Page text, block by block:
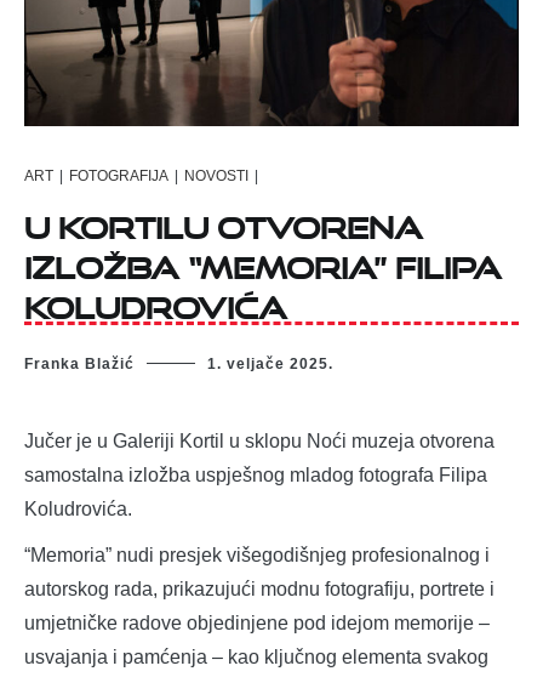
ART | FOTOGRAFIJA | NOVOSTI |
U Kortilu otvorena
izložba “Memoria” Filipa
Koludrovića
Franka Blažić 1. veljače 2025.
Jučer je u Galeriji Kortil u sklopu Noći muzeja otvorena
samostalna izložba uspješnog mladog fotografa Filipa
Koludrovića.
“Memoria” nudi presjek višegodišnjeg profesionalnog i
autorskog rada, prikazujući modnu fotografiju, portrete i
umjetničke radove objedinjene pod idejom memorije –
usvajanja i pamćenja – kao ključnog elementa svakog